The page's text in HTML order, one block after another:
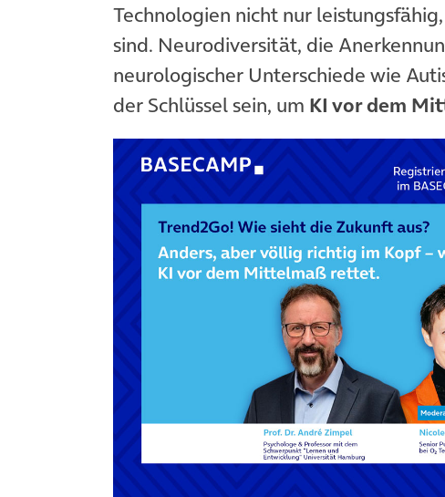
Technologien nicht nur
sind. Neurodiversität, die
neurologischer Unterschiede wie
der Schlüssel sein, um KI vor dem